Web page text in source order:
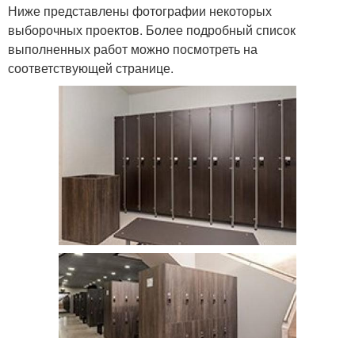
Ниже представлены фотографии некоторых
выборочных проектов. Более подробный список
выполненных работ можно посмотреть на
соответствующей странице.